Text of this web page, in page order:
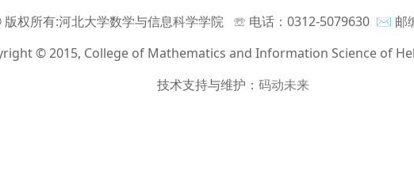
权所有:河北大学数学与信息科学学院 ☏ 电话：0312-5079630 ✉ 邮
© 2015, College of Mathematics and Information Science of
技术支持与维护： 码动未来